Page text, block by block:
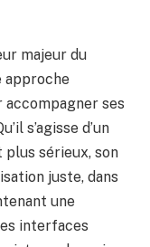
majeur du
approche
ses
s’agisse d’un
plus sérieux, son
juste, dans
une
interfaces